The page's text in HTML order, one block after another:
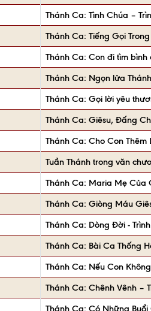
Thánh Ca: Tình Chúa –
Thánh Ca: Tiếng Gọi
Thánh Ca: Con đi tìm bình
Thánh Ca: Ngọn lửa
Thánh Ca: Gọi lời yêu
Thánh Ca: Giêsu, Đấng
Thánh Ca: Cho Con Thêm
Tuần Thánh trong văn
Thánh Ca: Maria Mẹ Của
Thánh Ca: Giòng Máu
Thánh Ca: Dòng Đời -
Thánh Ca: Bài Ca Thống
Thánh Ca: Nếu Con
Thánh Ca: Chênh Vênh –
Thánh Ca: Có Những